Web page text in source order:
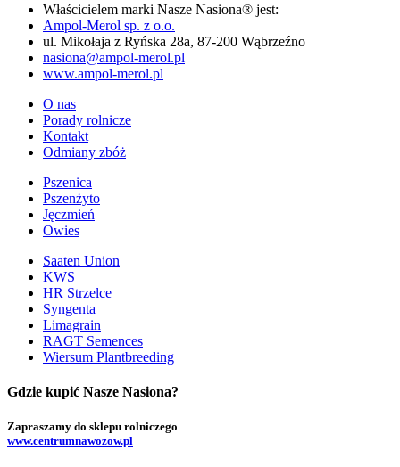
Właścicielem marki Nasze Nasiona® jest:
Ampol-Merol sp. z o.o.
ul. Mikołaja z Ryńska 28a, 87-200 Wąbrzeźno
nasiona@ampol-merol.pl
www.ampol-merol.pl
O nas
Porady rolnicze
Kontakt
Odmiany zbóż
Pszenica
Pszenżyto
Jęczmień
Owies
Saaten Union
KWS
HR Strzelce
Syngenta
Limagrain
RAGT Semences
Wiersum Plantbreeding
Gdzie kupić Nasze Nasiona?
Zapraszamy do sklepu rolniczego
www.centrumnawozow.pl